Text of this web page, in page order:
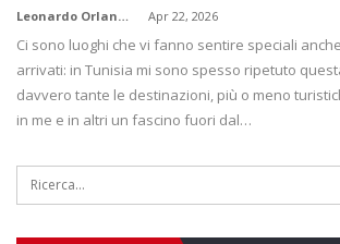
Leonardo Orlandi Apr 22, 2026
Ci sono luoghi che vi fanno sentire speciali
arrivati: in Tunisia mi sono spesso ripetuto
davvero tante le destinazioni, più o meno
in me e in altri un fascino fuori dal…